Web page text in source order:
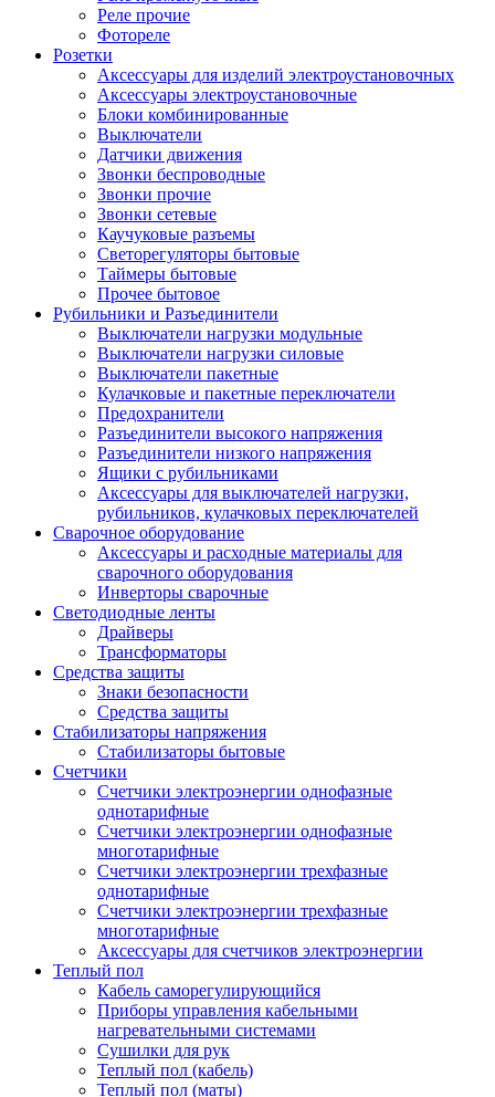
Реле прочие
Фотореле
Розетки
Аксессуары для изделий электроустановочных
Аксессуары электроустановочные
Блоки комбинированные
Выключатели
Датчики движения
Звонки беспроводные
Звонки прочие
Звонки сетевые
Каучуковые разъемы
Светорегуляторы бытовые
Таймеры бытовые
Прочее бытовое
Рубильники и Разъединители
Выключатели нагрузки модульные
Выключатели нагрузки силовые
Выключатели пакетные
Кулачковые и пакетные переключатели
Предохранители
Разъединители высокого напряжения
Разъединители низкого напряжения
Ящики с рубильниками
Аксессуары для выключателей нагрузки,
рубильников, кулачковых переключателей
Сварочное оборудование
Аксессуары и расходные материалы для
сварочного оборудования
Инверторы сварочные
Светодиодные ленты
Драйверы
Трансформаторы
Средства защиты
Знаки безопасности
Средства защиты
Стабилизаторы напряжения
Стабилизаторы бытовые
Счетчики
Счетчики электроэнергии однофазные
однотарифные
Счетчики электроэнергии однофазные
многотарифные
Счетчики электроэнергии трехфазные
однотарифные
Счетчики электроэнергии трехфазные
многотарифные
Аксессуары для счетчиков электроэнергии
Теплый пол
Кабель саморегулирующийся
Приборы управления кабельными
нагревательными системами
Сушилки для рук
Теплый пол (кабель)
Теплый пол (маты)